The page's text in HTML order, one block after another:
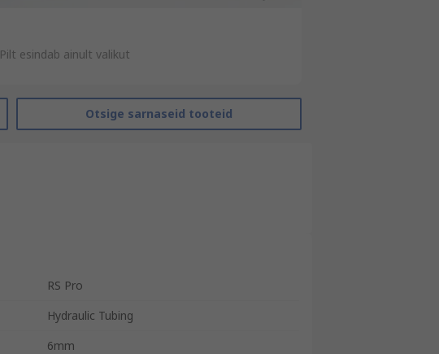
Pilt esindab ainult valikut
Otsige sarnaseid tooteid
RS Pro
Hydraulic Tubing
6mm